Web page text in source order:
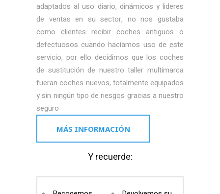
adaptados al uso diario, dinámicos y lideres
de ventas en su sector, no nos gustaba
como clientes recibir coches antiguos o
defectuosos cuando hacíamos uso de este
servicio, por ello decidimos que los coches
de sustitución de nuestro taller multimarca
fueran coches nuevos, totalmente equipados
y sin ningún tipo de riesgos gracias a nuestro
seguro
MÁS INFORMACIÓN
Y recuerde: